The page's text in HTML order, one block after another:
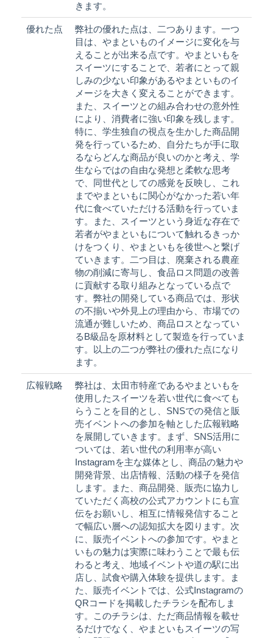
きます。
優れた点
弊社の優れた点は、二つあります。一つ
目は、やまといものイメージに変化を与
えることが出来る点です。やまといもを
スイーツにすることで、若者にとって親
しみの少ない印象があるやまといものイ
メージを大きく変えることができます。
また、スイーツとの組み合わせの意外性
により、消費者に強い印象を残します。
特に、学生独自の視点を生かした商品開
発を行っているため、自分たちが手に取
るならどんな商品が良いのかと考え、学
生ならではの自由な発想と柔軟な思考
で、同世代としての感覚を反映し、これ
までやまといもに関心がなかった若い年
代に食べていただける活動を行っていま
す。また、スイーツという身近な存在で
若者がやまといもについて触れるきっか
けをつくり、やまといもを後世へと繋げ
ていきます。二つ目は、廃棄される農産
物の削減に寄与し、食品ロス問題の改善
に貢献する取り組みとなっている点で
す。弊社の開発している商品では、形状
の不揃いや外見上の理由から、市場での
流通が難しいため、商品ロスとなってい
るB級品を原材料として製造を行っていま
す。以上の二つが弊社の優れた点になり
ます。
広報戦略
弊社は、太田市特産であるやまといもを
使用したスイーツを若い世代に食べても
らうことを目的とし、SNSでの発信と販
売イベントへの参加を軸とした広報戦略
を展開していきます。まず、SNS活用に
ついては、若い世代の利用率が高い
Instagramを主な媒体とし、商品の魅力や
開発背景、出店情報、活動の様子を発信
します。また、商品開発、販売に協力し
ていただく高校の公式アカウントにも宣
伝をお願いし、相互に情報発信すること
で幅広い層への認知拡大を図ります。次
に、販売イベントへの参加です。やまと
いもの魅力は実際に味わうことで最も伝
わると考え、地域イベントや道の駅に出
店し、試食や購入体験を提供します。ま
た、販売イベントでは、公式Instagramの
QRコードを掲載したチラシを配布しま
す。このチラシは、ただ商品情報を載せ
るだけでなく、やまといもスイーツの写